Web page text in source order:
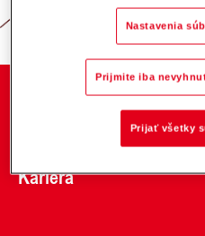
O spoločnosti
Kariéra
Nastavenia
Prijmite iba
Prijať všetky